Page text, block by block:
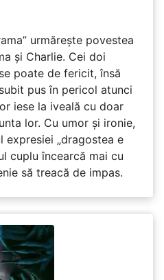
urmărește povestea
și Charlie. Cei doi
poate de fericit, însă
pus în pericol atunci
iese la iveală cu doar
lor. Cu umor și ironie,
expresiei „dragostea e
cuplu încearcă mai cu
să treacă de impas.